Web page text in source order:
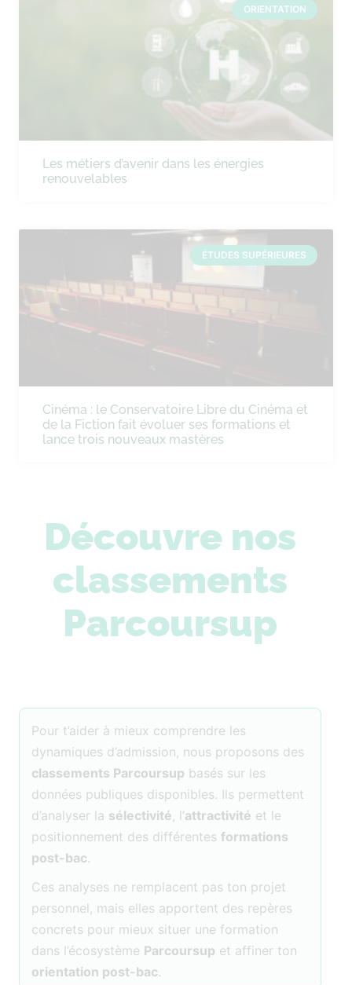
ORIENTATION
Les métiers d’avenir dans les énergies
renouvelables
ÉTUDES SUPÉRIEURES
Cinéma : le Conservatoire Libre du Cinéma et
de la Fiction fait évoluer ses formations et
lance trois nouveaux mastères
Découvre nos
classements
Parcoursup
Pour t’aider à mieux comprendre les
dynamiques d’admission, nous proposons des
classements Parcoursup basés sur les
données publiques disponibles. Ils permettent
d’analyser la sélectivité, l’attractivité et le
positionnement des différentes formations
post-bac.
Ces analyses ne remplacent pas ton projet
personnel, mais elles apportent des repères
concrets pour mieux situer une formation
dans l’écosystème Parcoursup et affiner ton
orientation post-bac.